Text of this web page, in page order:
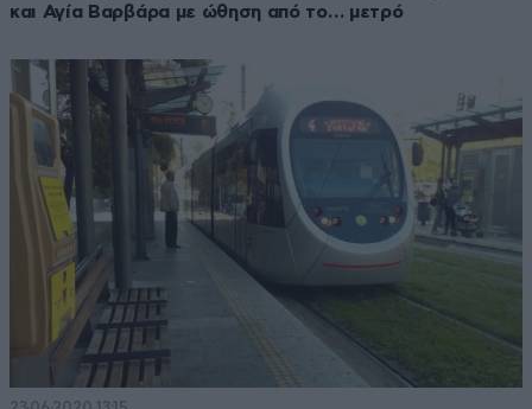
και Αγία Βαρβάρα με ώθηση από το… μετρό